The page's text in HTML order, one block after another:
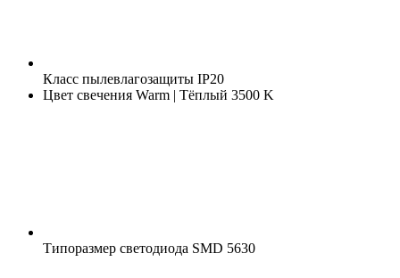
Класс пылевлагозащиты IP20
Цвет свечения Warm | Тёплый 3500 K
Типоразмер светодиода SMD 5630